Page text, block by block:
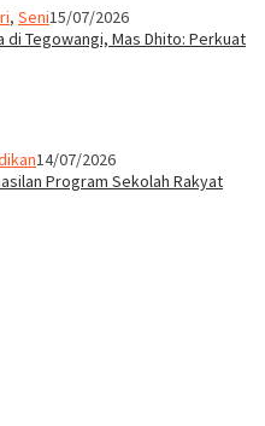
, Seni15/07/2026
di Tegowangi, Mas Dhito: Perkuat
14/07/2026
Program Sekolah Rakyat